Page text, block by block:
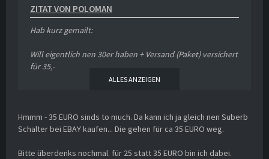
ZITAT VON POLOMAN
Hab kurz gemailt:
Will eigentlich nen 30er haben + Versand (Paket) versichert
für 35,-
Skodateile aus Tschechien musst halt auch noch 15,-
ALLES ANZEIGEN
Hmmm - 35 EURO sinds to much. Da kann ich ja gleich nen Suberb
Schalter bei EBAY kaufen... Die gehen für ca 35 EURO weg.
Bitte überdenks nochmal. für 25 statt 35 EURO bin ich dabei.